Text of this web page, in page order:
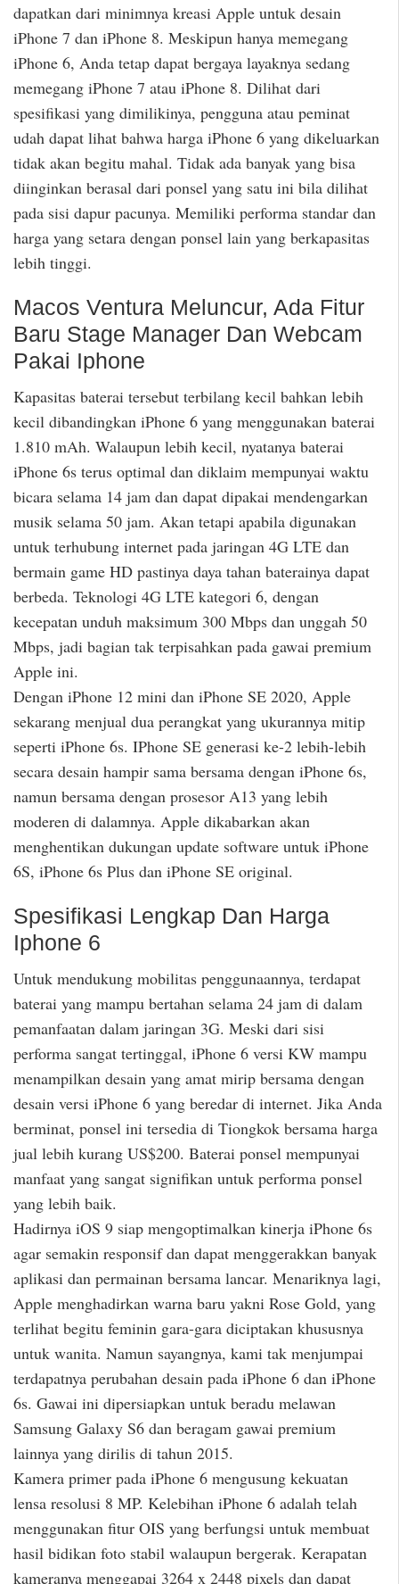
dapatkan dari minimnya kreasi Apple untuk desain
iPhone 7 dan iPhone 8. Meskipun hanya memegang
iPhone 6, Anda tetap dapat bergaya layaknya sedang
memegang iPhone 7 atau iPhone 8. Dilihat dari
spesifikasi yang dimilikinya, pengguna atau peminat
udah dapat lihat bahwa harga iPhone 6 yang dikeluarkan
tidak akan begitu mahal. Tidak ada banyak yang bisa
diinginkan berasal dari ponsel yang satu ini bila dilihat
pada sisi dapur pacunya. Memiliki performa standar dan
harga yang setara dengan ponsel lain yang berkapasitas
lebih tinggi.
Macos Ventura Meluncur, Ada Fitur
Baru Stage Manager Dan Webcam
Pakai Iphone
Kapasitas baterai tersebut terbilang kecil bahkan lebih
kecil dibandingkan iPhone 6 yang menggunakan baterai
1.810 mAh. Walaupun lebih kecil, nyatanya baterai
iPhone 6s terus optimal dan diklaim mempunyai waktu
bicara selama 14 jam dan dapat dipakai mendengarkan
musik selama 50 jam. Akan tetapi apabila digunakan
untuk terhubung internet pada jaringan 4G LTE dan
bermain game HD pastinya daya tahan baterainya dapat
berbeda. Teknologi 4G LTE kategori 6, dengan
kecepatan unduh maksimum 300 Mbps dan unggah 50
Mbps, jadi bagian tak terpisahkan pada gawai premium
Apple ini.
Dengan iPhone 12 mini dan iPhone SE 2020, Apple
sekarang menjual dua perangkat yang ukurannya mitip
seperti iPhone 6s. IPhone SE generasi ke-2 lebih-lebih
secara desain hampir sama bersama dengan iPhone 6s,
namun bersama dengan prosesor A13 yang lebih
moderen di dalamnya. Apple dikabarkan akan
menghentikan dukungan update software untuk iPhone
6S, iPhone 6s Plus dan iPhone SE original.
Spesifikasi Lengkap Dan Harga
Iphone 6
Untuk mendukung mobilitas penggunaannya, terdapat
baterai yang mampu bertahan selama 24 jam di dalam
pemanfaatan dalam jaringan 3G. Meski dari sisi
performa sangat tertinggal, iPhone 6 versi KW mampu
menampilkan desain yang amat mirip bersama dengan
desain versi iPhone 6 yang beredar di internet. Jika Anda
berminat, ponsel ini tersedia di Tiongkok bersama harga
jual lebih kurang US$200. Baterai ponsel mempunyai
manfaat yang sangat signifikan untuk performa ponsel
yang lebih baik.
Hadirnya iOS 9 siap mengoptimalkan kinerja iPhone 6s
agar semakin responsif dan dapat menggerakkan banyak
aplikasi dan permainan bersama lancar. Menariknya lagi,
Apple menghadirkan warna baru yakni Rose Gold, yang
terlihat begitu feminin gara-gara diciptakan khususnya
untuk wanita. Namun sayangnya, kami tak menjumpai
terdapatnya perubahan desain pada iPhone 6 dan iPhone
6s. Gawai ini dipersiapkan untuk beradu melawan
Samsung Galaxy S6 dan beragam gawai premium
lainnya yang dirilis di tahun 2015.
Kamera primer pada iPhone 6 mengusung kekuatan
lensa resolusi 8 MP. Kelebihan iPhone 6 adalah telah
menggunakan fitur OIS yang berfungsi untuk membuat
hasil bidikan foto stabil walaupun bergerak. Kerapatan
kameranya menggapai 3264 x 2448 pixels dan dapat